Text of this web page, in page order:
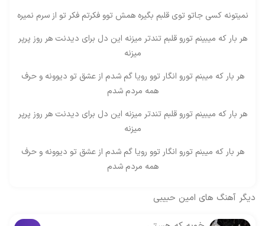
نمیتونه کسی جاتو توی قلبم بگیره همش توو فکرتم فکر تو از سرم نمیره
هر بار که میبینم تورو قلبم تندتر میزنه این دل برای دیدنت هر روز پرپر
میزنه
هر بار که میبنم تورو انگار توو رویا گم شدم از عشق تو دیوونه و حرف
همه مردم شدم
هر بار که میبینم تورو قلبم تندتر میزنه این دل برای دیدنت هر روز پرپر
میزنه
هر بار که میبنم تورو انگار توو رویا گم شدم از عشق تو دیوونه و حرف
همه مردم شدم
دیگر آهنگ های امین حبیبی